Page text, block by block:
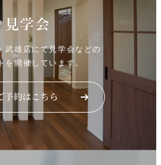
見学会
武雄店にて見学会などの
を開催しています。